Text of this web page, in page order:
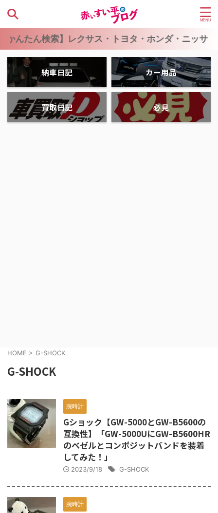
ん検索】レクサス・トヨタ・ホンダ・ニッサン・
納車日記 カー用品
買取日記 必見
HOME > G-SHOCK
G-SHOCK
腕時計
Gショック【GW-5000とGW-B5600の
互換性】「GW-5000UにGW-B5600HR
のベゼルとコンポジットバンドを装着
してみた！」
2023/9/18 G-SHOCK
腕時計